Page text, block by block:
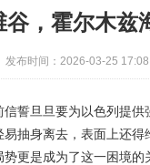
，霍尔木兹
发布时间：2026-03-25
誓旦旦要为以色列提供
抽身离去，表面上还得
更是成为了这一困境的